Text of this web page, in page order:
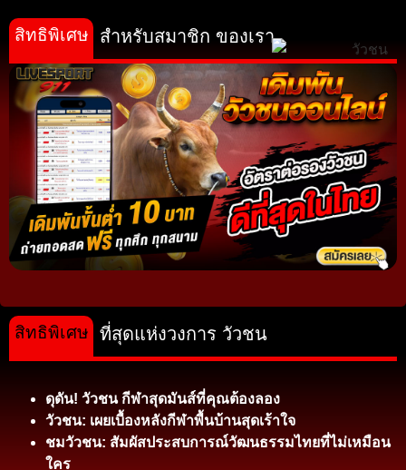
สำหรับสมาชิก ของเรา
สิทธิพิเศษ
ที่สุดแห่งวงการ วัวชน
ดุดัน! วัวชน กีฬาสุดมันส์ที่คุณต้องลอง
วัวชน: เผยเบื้องหลังกีฬาพื้นบ้านสุดเร้าใจ
ชมวัวชน: สัมผัสประสบการณ์วัฒนธรรมไทยที่ไม่เหมือน
ใคร
สิทธิพิเศษ